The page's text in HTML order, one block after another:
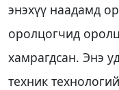
энэхүү наадамд
оролцогчид
хамрагдсан. Энэ
техник